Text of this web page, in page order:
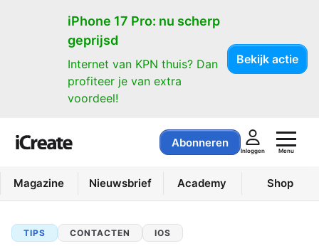
iPhone 17 Pro: nu scherp
geprijsd
Internet van KPN thuis? Dan
profiteer je van extra
voordeel!
Bekijk actie
Abonneren
Inloggen Menu
Magazine Nieuwsbrief Academy Shop
TIPS CONTACTEN IOS